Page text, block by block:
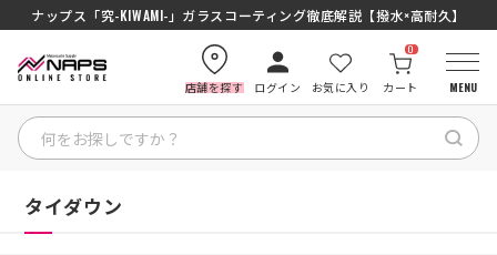
ナップス「究-KIWAMI-」ガラスコーティング徹底解説【撥水×高耐久】
SENA J30/J10を徹底比較｜コスパ最強インカムはどっち？初心者にもおすす
店舗を探す ログイン お気に入り カート
0
MENU
HOME
絞り込む
HOME
タイダウン